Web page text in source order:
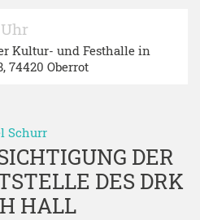
Uhr
Kultur- und Festhalle in
74420 Oberrot
Schurr
DER
DES DRK
HALL